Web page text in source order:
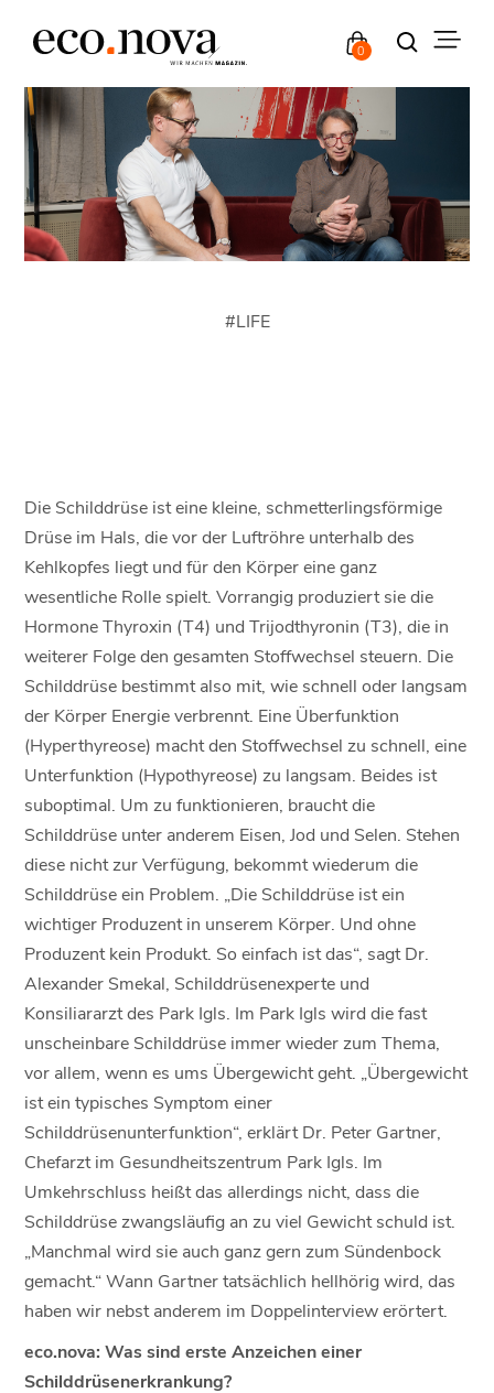
0
#LIFE
Die Schilddrüse ist eine kleine, schmetterlingsförmige
Drüse im Hals, die vor der Luftröhre unterhalb des
Kehlkopfes liegt und für den Körper eine ganz
wesentliche Rolle spielt. Vorrangig produziert sie die
Hormone Thyroxin (T4) und Trijodthyronin (T3), die in
weiterer Folge den gesamten Stoffwechsel steuern. Die
Schilddrüse bestimmt also mit, wie schnell oder langsam
der Körper Energie verbrennt. Eine Überfunktion
(Hyperthyreose) macht den Stoffwechsel zu schnell, eine
Unterfunktion (Hypothyreose) zu langsam. Beides ist
suboptimal. Um zu funktionieren, braucht die
Schilddrüse unter anderem Eisen, Jod und Selen. Stehen
diese nicht zur Verfügung, bekommt wiederum die
Schilddrüse ein Problem. „Die Schilddrüse ist ein
wichtiger Produzent in unserem Körper. Und ohne
Produzent kein Produkt. So einfach ist das“, sagt Dr.
Alexander Smekal, Schilddrüsenexperte und
Konsiliararzt des Park Igls. Im Park Igls wird die fast
unscheinbare Schilddrüse immer wieder zum Thema,
vor allem, wenn es ums Übergewicht geht. „Übergewicht
ist ein typisches Symptom einer
Schilddrüsenunterfunktion“, erklärt Dr. Peter Gartner,
Chefarzt im Gesundheitszentrum Park Igls. Im
Umkehrschluss heißt das allerdings nicht, dass die
Schilddrüse zwangsläufig an zu viel Gewicht schuld ist.
„Manchmal wird sie auch ganz gern zum Sündenbock
gemacht.“ Wann Gartner tatsächlich hellhörig wird, das
haben wir nebst anderem im Doppelinterview erörtert.
eco.nova: Was sind erste Anzeichen einer
Schilddrüsenerkrankung?